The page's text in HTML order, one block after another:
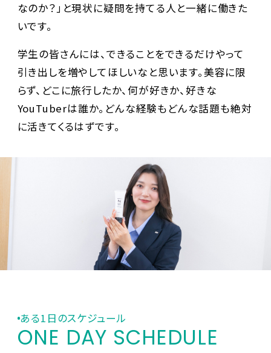
なのか？」と現状に疑問を持てる人と一緒に働きた
いです。
学生の皆さんには、できることをできるだけやって
引き出しを増やしてほしいなと思います。美容に限
らず、どこに旅行したか、何が好きか、好きな
YouTuberは誰か。どんな経験もどんな話題も絶対
に活きてくるはずです。
ある1日のスケジュール
ONE DAY SCHEDULE